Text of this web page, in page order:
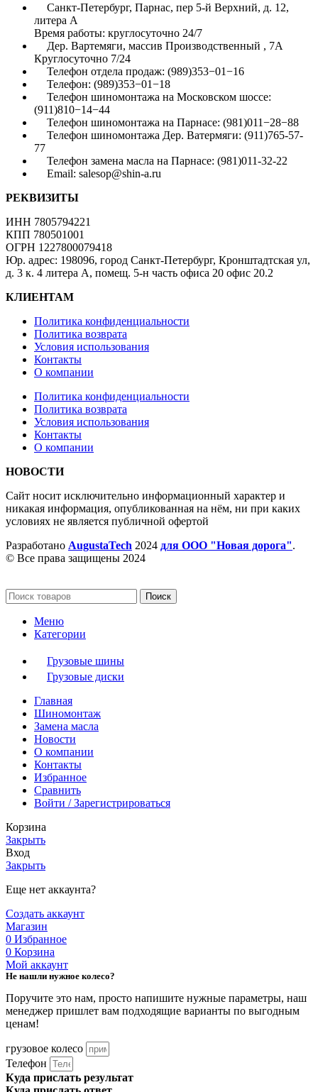
Санкт-Петербург, Парнас, пер 5-й Верхний, д. 12,
литера А
Время работы: круглосуточно 24/7
Дер. Вартемяги, массив Производственный , 7А
Круглосуточно 7/24
Телефон отдела продаж: (989)353−01−16
Телефон: (989)353−01−18
Телефон шиномонтажа на Московском шоссе:
(911)810−14−44
Телефон шиномонтажа на Парнасе: (981)011−28−88
Телефон шиномонтажа Дер. Ватермяги: (911)765-57-
77
Телефон замена масла на Парнасе: (981)011-32-22
Email: salesop@shin-a.ru
РЕКВИЗИТЫ
ИНН 7805794221
КПП 780501001
ОГРН 1227800079418
Юр. адрес: 198096, город Санкт-Петербург, Кронштадтская ул,
д. 3 к. 4 литера А, помещ. 5-н часть офиса 20 офис 20.2
КЛИЕНТАМ
Политика конфиденциальности
Политика возврата
Условия использования
Контакты
О компании
Политика конфиденциальности
Политика возврата
Условия использования
Контакты
О компании
НОВОСТИ
Сайт носит исключительно информационный характер и
никакая информация, опубликованная на нём, ни при каких
условиях не является публичной офертой
Разработано AugustaTech 2024 для ООО "Новая дорога".
© Все права защищены 2024
Поиск
Меню
Категории
Грузовые шины
Грузовые диски
Главная
Шиномонтаж
Замена масла
Новости
О компании
Контакты
Избранное
Сравнить
Войти / Зарегистрироваться
Корзина
Закрыть
Вход
Закрыть
Еще нет аккаунта?
Создать аккаунт
Магазин
0 Избранное
0 Корзина
Мой аккаунт
Не нашли нужное колесо?
Поручите это нам, просто напишите нужные параметры, наш
менеджер пришлет вам подходящие варианты по выгодным
ценам!
грузовое колесо
Телефон
Куда прислать результат